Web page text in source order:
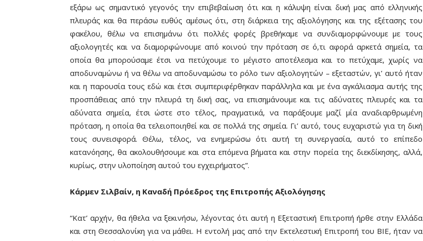
εξάρω ως σημαντικό γεγονός την επιβεβαίωση ότι και η κάλυψη είναι δική μας από ελληνικής
πλευράς και θα περάσω ευθύς αμέσως ότι, στη διάρκεια της αξιολόγησης και της εξέτασης του
φακέλου, θέλω να επισημάνω ότι πολλές φορές βρεθήκαμε να συνδιαμορφώνουμε με τους
αξιολογητές και να διαμορφώνουμε από κοινού την πρόταση σε ό,τι αφορά αρκετά σημεία, τα
οποία θα μπορούσαμε έτσι να πετύχουμε το μέγιστο αποτέλεσμα και το πετύχαμε, χωρίς να
αποδυναμώνω ή να θέλω να αποδυναμώσω το ρόλο των αξιολογητών – εξεταστών, γι’ αυτό ήταν
και η παρουσία τους εδώ και έτσι συμπεριφέρθηκαν παράλληλα και με ένα αγκάλιασμα αυτής της
προσπάθειας από την πλευρά τη δική σας, να επισημάνουμε και τις αδύνατες πλευρές και τα
αδύνατα σημεία, έτσι ώστε στο τέλος, πραγματικά, να παράξουμε μαζί μία αναδιαρθρωμένη
πρόταση, η οποία θα τελειοποιηθεί και σε πολλά της σημεία. Γι’ αυτό, τους ευχαριστώ για τη δική
τους συνεισφορά. Θέλω, τέλος, να ενημερώσω ότι αυτή τη συνεργασία, αυτό το επίπεδο
κατανόησης, θα ακολουθήσουμε και στα επόμενα βήματα και στην πορεία της διεκδίκησης, αλλά,
κυρίως, στην υλοποίηση αυτού του εγχειρήματος”.
Κάρμεν Σιλβαίν, η Καναδή Πρόεδρος της Επιτροπής Αξιολόγησης
“Κατ’ αρχήν, θα ήθελα να ξεκινήσω, λέγοντας ότι αυτή η Εξεταστική Επιτροπή ήρθε στην Ελλάδα
και στη Θεσσαλονίκη για να μάθει. Η εντολή μας από την Εκτελεστική Επιτροπή του ΒΙΕ, ήταν να